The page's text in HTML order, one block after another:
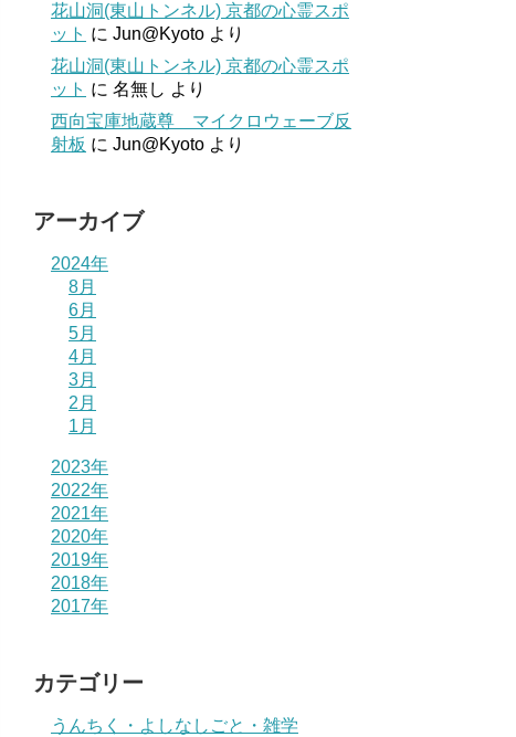
花山洞(東山トンネル) 京都の心霊スポ
ット に Jun@Kyoto より
花山洞(東山トンネル) 京都の心霊スポ
ット に 名無し より
西向宝庫地蔵尊 マイクロウェーブ反
射板 に Jun@Kyoto より
アーカイブ
2024年
8月
6月
5月
4月
3月
2月
1月
2023年
2022年
2021年
2020年
2019年
2018年
2017年
カテゴリー
うんちく・よしなしごと・雑学